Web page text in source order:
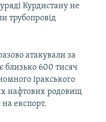
Курдистану не
трубопровід
атакували за
близько 600 тисяч
іракського
нафтових родовищ
експорт.